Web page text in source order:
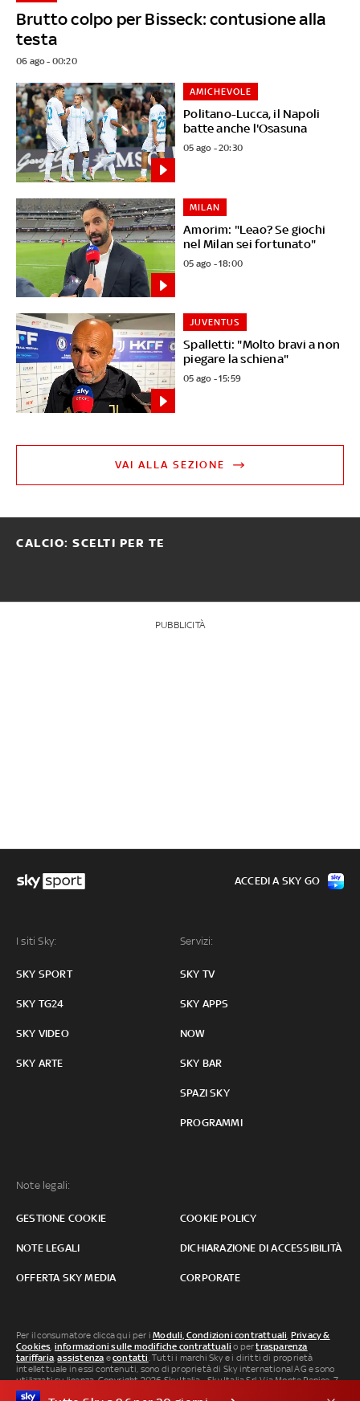
Brutto colpo per Bisseck: contusione alla
testa
06 ago - 00:20
Politano-Lucca, il Napoli
batte anche l'Osasuna
AMICHEVOLE
05 ago - 20:30
Amorim: "Leao? Se giochi
nel Milan sei fortunato"
MILAN
05 ago - 18:00
Spalletti: "Molto bravi a non
piegare la schiena"
JUVENTUS
05 ago - 15:59
VAI ALLA SEZIONE
CALCIO: SCELTI PER TE
PUBBLICITÀ
I siti Sky:
SKY SPORT
SKY TG24
SKY VIDEO
SKY ARTE
Servizi:
SKY TV
SKY APPS
NOW
SKY BAR
SPAZI SKY
PROGRAMMI
Note legali:
GESTIONE COOKIE COOKIE POLICY
NOTE LEGALI DICHIARAZIONE DI ACCESSIBILITÀ
OFFERTA SKY MEDIA CORPORATE
ACCEDI A SKY GO
Per il consumatore clicca qui per iModuli, Condizioni contrattuali, Privacy &
Cookies, informazioni sulle modifiche contrattuali o pertrasparenza
tariffaria,assistenza econtatti. Tutti i marchi Sky e i diritti di proprietà
intellettuale in essi contenuti, sono di proprietà di Sky international AG e sono
utilizzati su licenza. Copyright 2026 Sky Italia - Sky Italia Srl Via Monte Penice, 7 -
20138 Milano P.IVA 04619241005. SkyTG24: ISSN 3035-1537 e SkySport: ISSN